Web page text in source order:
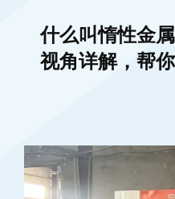
什么叫惰性金
视角详解，帮